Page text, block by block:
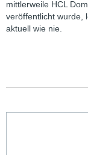
mittlerweile HCL
veröffentlicht wurde,
aktuell wie nie.